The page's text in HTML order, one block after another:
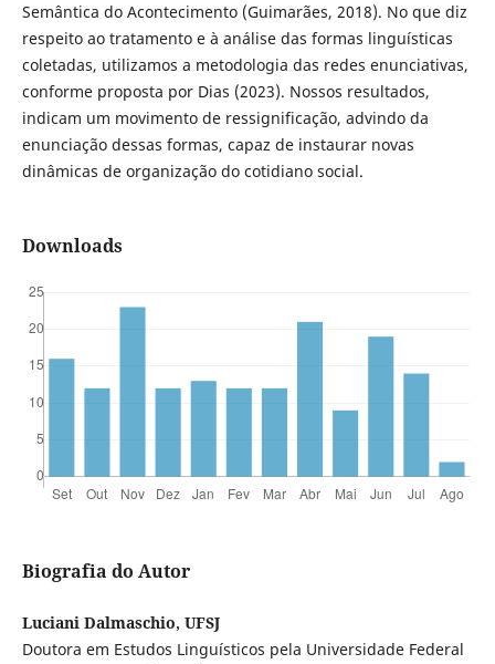
Semântica do Acontecimento (Guimarães, 2018). No que diz
respeito ao tratamento e à análise das formas linguísticas
coletadas, utilizamos a metodologia das redes enunciativas,
conforme proposta por Dias (2023). Nossos resultados,
indicam um movimento de ressignificação, advindo da
enunciação dessas formas, capaz de instaurar novas
dinâmicas de organização do cotidiano social.
Downloads
Biografia do Autor
Luciani Dalmaschio, UFSJ
Doutora em Estudos Linguísticos pela Universidade Federal